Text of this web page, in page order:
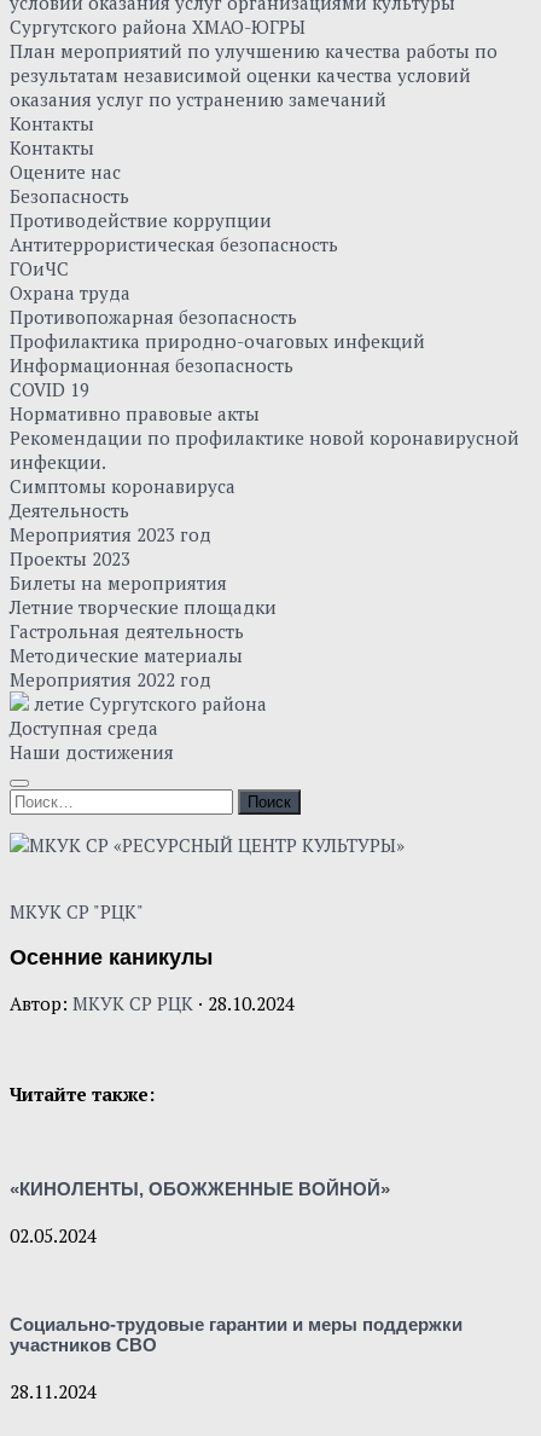
Сургутского района ХМАО-ЮГРЫ
План мероприятий по улучшению качества работы по
результатам независимой оценки качества условий
оказания услуг по устранению замечаний
Контакты
Контакты
Оцените нас
Безопасность
Противодействие коррупции
Антитеррористическая безопасность
ГОиЧС
Охрана труда
Противопожарная безопасность
Профилактика природно-очаговых инфекций
Информационная безопасность
COVID 19
Нормативно правовые акты
Рекомендации по профилактике новой коронавирусной
инфекции.
Симптомы коронавируса
Деятельность
Мероприятия 2023 год
Проекты 2023
Билеты на мероприятия
Летние творческие площадки
Гастрольная деятельность
Методические материалы
Мероприятия 2022 год
летие Сургутского района
Доступная среда
Наши достижения
Найти:
МКУК СР "РЦК"
Осенние каникулы
Автор: МКУК СР РЦК · 28.10.2024
Читайте также:
«КИНОЛЕНТЫ, ОБОЖЖЕННЫЕ ВОЙНОЙ»
02.05.2024
Социально-трудовые гарантии и меры поддержки
участников СВО
28.11.2024